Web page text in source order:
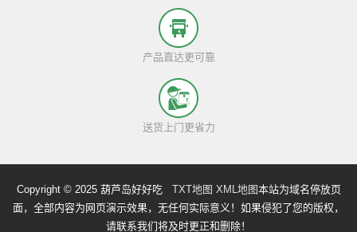
产品直达更可靠
送货上门更省力
Copyright © 2025 葫芦岛好好吃 TXT地图 XML地图本站为域名停放页
面，全部内容为网页演示效果，无任何实际意义！如果侵犯了您的版权，
请联系我们将及时更正和删除！